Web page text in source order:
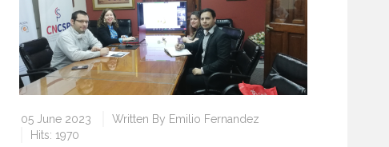
05 June 2023 Written By Emilio Fernandez
Hits: 1970